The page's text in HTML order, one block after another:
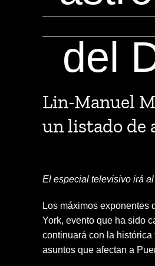
del
Larger
Image
Lin-Manuel
un listado de
El especial televisivo irá
Los máximos exponentes
York, evento que ha sido
continuará con la
asuntos que afectan a